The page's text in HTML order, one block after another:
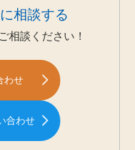
相談する
相談ください！
わせ
合わせ